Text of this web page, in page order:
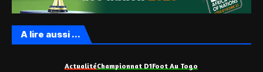
A lire aussi ...
ActualitéChampionnat D1Foot Au Togo